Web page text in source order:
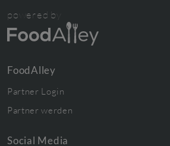
powered by
FoodAlley
Partner Login
Partner werden
Social Media